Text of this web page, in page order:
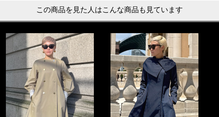
この商品を見た人はこんな商品も見ています